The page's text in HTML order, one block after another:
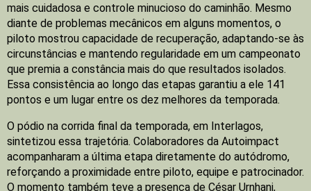
mais cuidadosa e controle minucioso do caminhão. Mesmo
diante de problemas mecânicos em alguns momentos, o
piloto mostrou capacidade de recuperação, adaptando-se às
circunstâncias e mantendo regularidade em um campeonato
que premia a constância mais do que resultados isolados.
Essa consistência ao longo das etapas garantiu a ele 141
pontos e um lugar entre os dez melhores da temporada.
O pódio na corrida final da temporada, em Interlagos,
sintetizou essa trajetória. Colaboradores da Autoimpact
acompanharam a última etapa diretamente do autódromo,
reforçando a proximidade entre piloto, equipe e patrocinador.
O momento também teve a presença de César Urnhani,